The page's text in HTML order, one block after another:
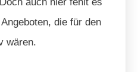
die für den
wären.